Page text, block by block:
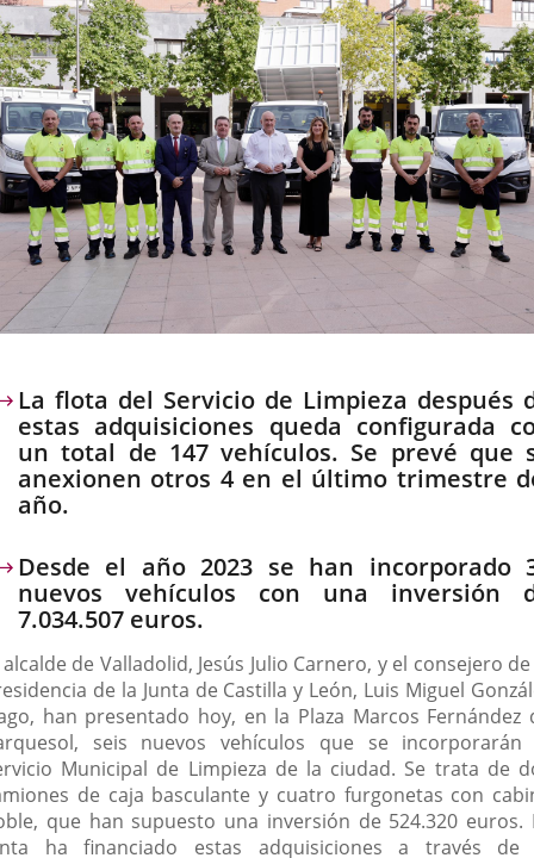
La flota del Servicio de Limpieza después
estas adquisiciones queda configurada
un total de 147 vehículos. Se prevé que
anexionen otros 4 en el último trimestre
año.
Desde el año 2023 se han incorporado
nuevos vehículos con una inversión
7.034.507 euros.
alcalde de Valladolid, Jesús Julio Carnero, y el consejero
de la Junta de Castilla y León, Luis Miguel
han presentado hoy, en la Plaza Marcos Fernández
seis nuevos vehículos que se incorporarán
Municipal de Limpieza de la ciudad. Se trata de
de caja basculante y cuatro furgonetas con
que han supuesto una inversión de 524.320 euros.
ha financiado estas adquisiciones a través de